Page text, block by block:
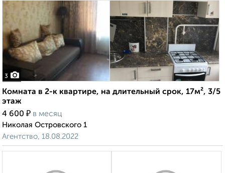
3
Комната в 2-к квартире, на длительный срок, 17м², 3/5
этаж
4 600 ₽ в месяц
Николая Островского 1
Агентство, 18.08.2022